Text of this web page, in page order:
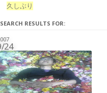
久しぶり
SEARCH RESULTS FOR:
24